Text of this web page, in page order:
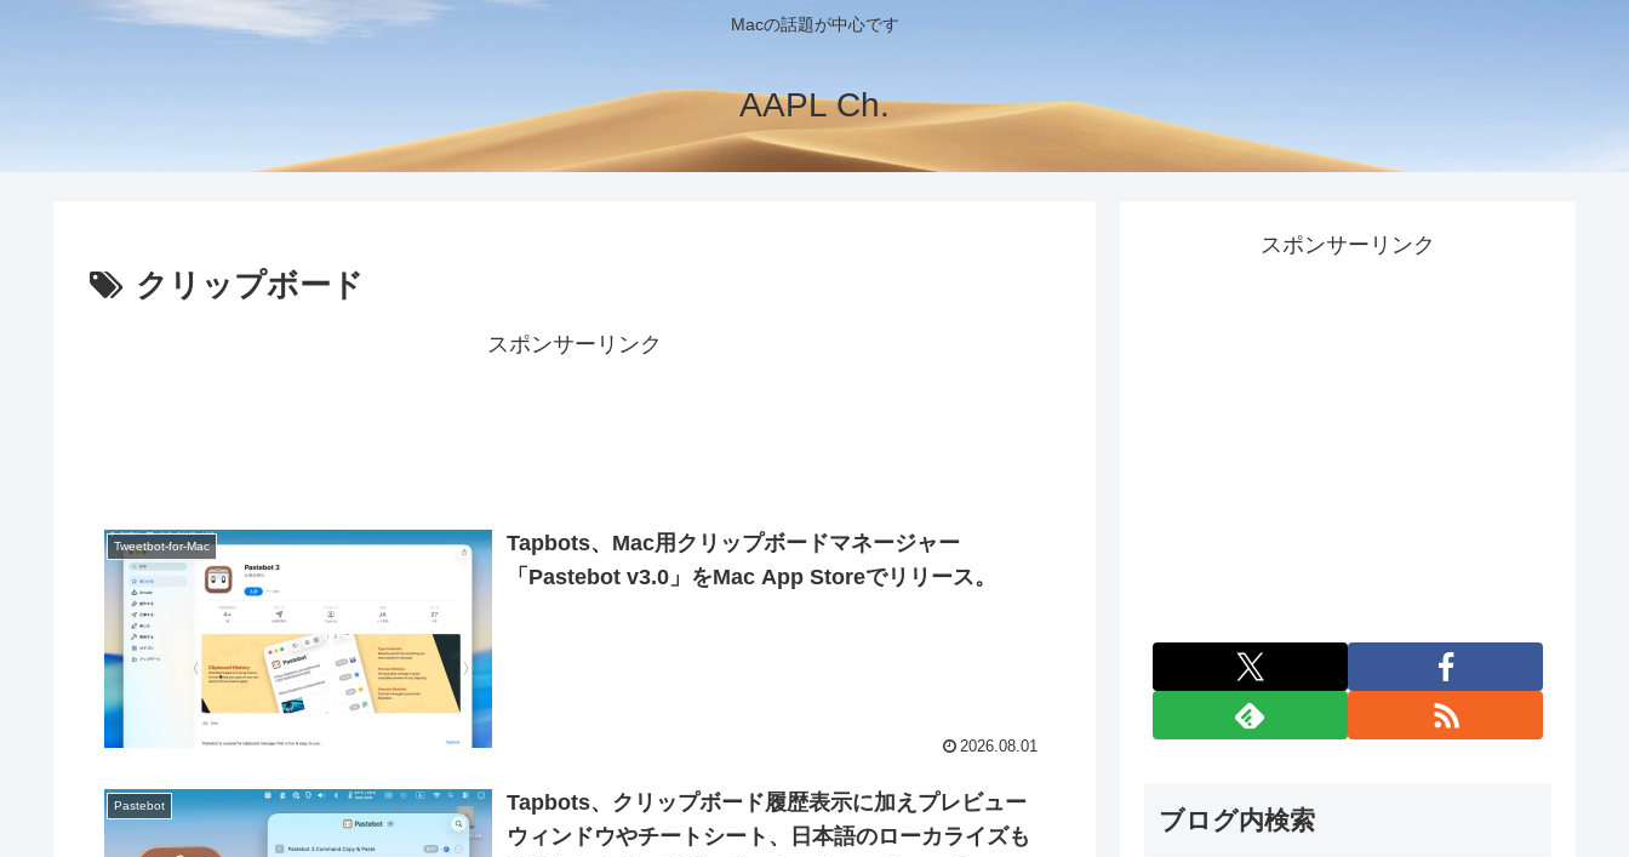
Macの話題が中心です
AAPL Ch.
クリップボード
スポンサーリンク
Tweetbot-for-Mac
Tapbots、Mac用クリップボードマネージャー
「Pastebot v3.0」をMac App Storeでリリース。
2026.08.01
Pastebot
Tapbots、クリップボード履歴表示に加えプレビュー
ウィンドウやチートシート、日本語のローカライズも
スポンサーリンク
ブログ内検索